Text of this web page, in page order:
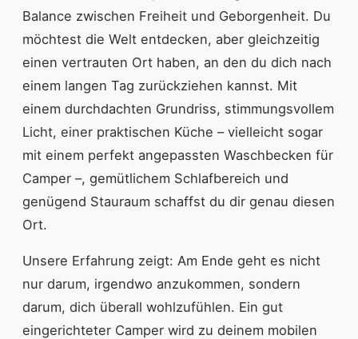
Balance zwischen Freiheit und Geborgenheit. Du
möchtest die Welt entdecken, aber gleichzeitig
einen vertrauten Ort haben, an den du dich nach
einem langen Tag zurückziehen kannst. Mit
einem durchdachten Grundriss, stimmungsvollem
Licht, einer praktischen Küche – vielleicht sogar
mit einem perfekt angepassten Waschbecken für
Camper –, gemütlichem Schlafbereich und
genügend Stauraum schaffst du dir genau diesen
Ort.
Unsere Erfahrung zeigt: Am Ende geht es nicht
nur darum, irgendwo anzukommen, sondern
darum, dich überall wohlzufühlen. Ein gut
eingerichteter Camper wird zu deinem mobilen